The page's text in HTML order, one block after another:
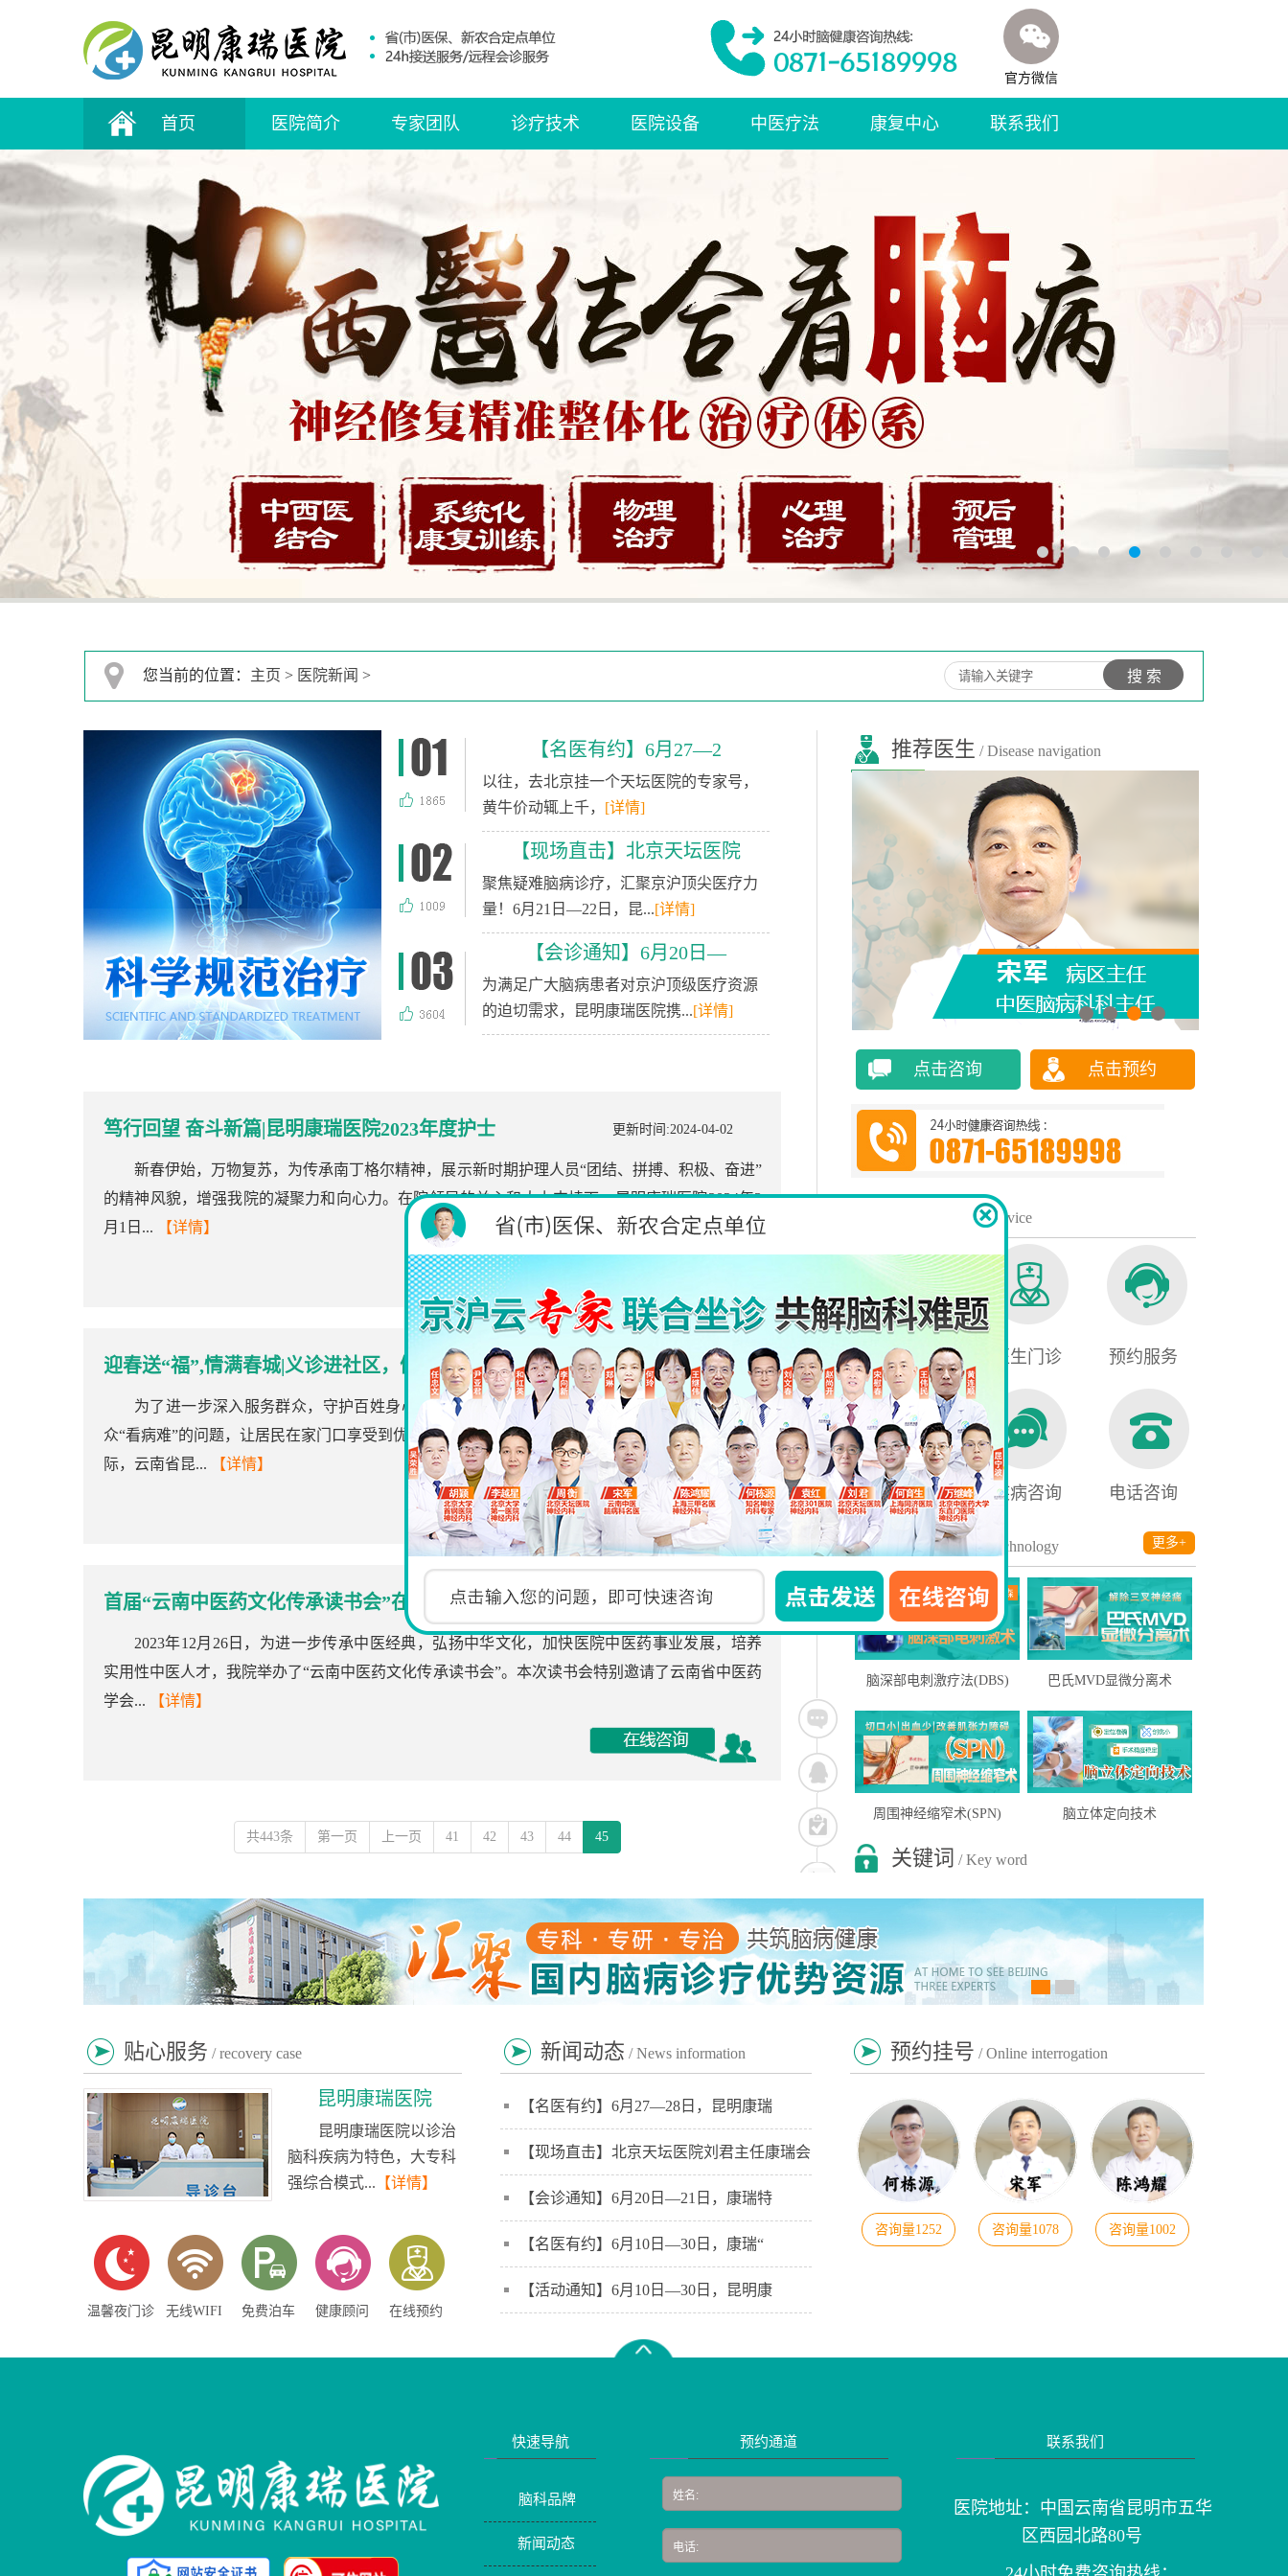
官方微信
首页 医院简介 专家团队 诊疗技术 医院设备 中医疗法 康复中心 联系我们
您当前的位置： 主页 > 医院新闻 >
【名医有约】6月27—2
​以往，去北京挂一个天坛医院的专家号，
黄牛价动辄上千， [详情]
【现场直击】北京天坛医院
聚焦疑难脑病诊疗，汇聚京沪顶尖医疗力
量！6月21日—22日，昆...[详情]
【会诊通知】6月20日—
为满足广大脑病患者对京沪顶级医疗资源
的迫切需求，昆明康瑞医院携...[详情]
笃行回望 奋斗新篇|昆明康瑞医院2023年度护士 更新时间:2024-04-02
新春伊始，万物复苏，为传承南丁格尔精神，展示新时期护理人员“团结、拼搏、积极、奋进”
的精神风貌，增强我院的凝聚力和向心力。在院领导的关心和大力支持下，昆明康瑞医院2024年3
月1日...
【详情】
迎春送“福”,情满春城|义诊进社区，健康有“医” 更新时间:2024-04-02
为了进一步深入服务群众，守护百姓身心健康，扎实推进健康便民、惠民服务，切实解决民
众“看病难”的问题，让居民在家门口享受到优质医疗资源服务，营造和谐社会氛围。在春节到来之
际，云南省昆...
【详情】
首届“云南中医药文化传承读书会”在昆明康瑞医院成 更新时间:2024-04-02
2023年12月26日，为进一步传承中医经典，弘扬中华文化，加快医院中医药事业发展，培养
实用性中医人才，我院举办了“云南中医药文化传承读书会”。本次读书会特别邀请了云南省中医药
学会...
【详情】
共443条 第一页 上一页 41 42 43 44 45
推荐医生 / Disease navigation
点击咨询 点击预约
便民服务/ Service
就医须知 医生门诊 预约服务
医保查询 疾病咨询 电话咨询
诊疗技术/ Technology 更多+
脑深部电刺激疗法(DBS) 巴氏MVD显微分离术
周围神经缩窄术(SPN) 脑立体定向技术
关键词 / Key word
抑郁 帕金森
贫困患者援助申请 院内医生坐诊时间表
贴心服务 / recovery case
昆明康瑞医院
昆明康瑞医院以诊治
脑科疾病为特色，大专科
强综合模式... 【详情】
温馨夜门诊 无线WIFI 免费泊车 健康顾问 在线预约
新闻动态 / News information
【名医有约】6月27—28日，昆明康瑞
【现场直击】北京天坛医院刘君主任康瑞会
【会诊通知】6月20日—21日，康瑞特
【名医有约】6月10日—30日，康瑞“
【活动通知】6月10日—30日，昆明康
预约挂号 / Online interrogation
咨询量1252 咨询量1078 咨询量1002
快速导航
脑科品牌
新闻动态
预约通道 联系我们
医院地址：中国云南省昆明市五华
区西园北路80号